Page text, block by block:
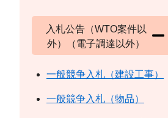
入札公告（WTO案件以
外）（電子調達以外）
一般競争入札（建設工事）
一般競争入札（物品）